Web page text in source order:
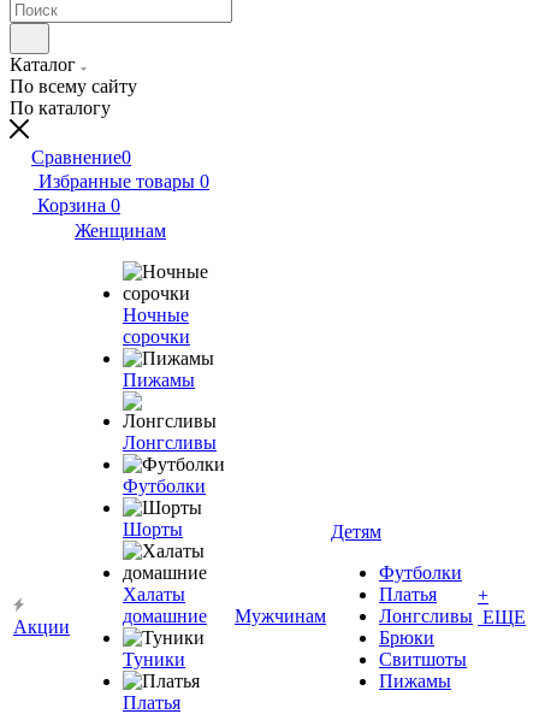
Каталог
По всему сайту
По каталогу
Сравнение0
Избранные товары 0
Корзина 0
Акции
Женщинам
Ночные
сорочки
Пижамы
Лонгсливы
Футболки
Шорты
Халаты
домашние
Туники
Платья
Мужчинам
Детям
Футболки
Платья
Лонгсливы
Брюки
Свитшоты
Пижамы
+
ЕЩЕ